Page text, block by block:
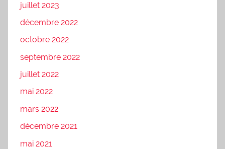
juillet 2023
décembre 2022
octobre 2022
septembre 2022
juillet 2022
mai 2022
mars 2022
décembre 2021
mai 2021